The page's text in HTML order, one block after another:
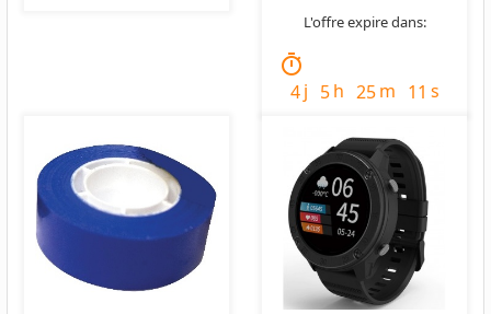
L'offre expire dans:
timer
4j 5h 25m 9 s